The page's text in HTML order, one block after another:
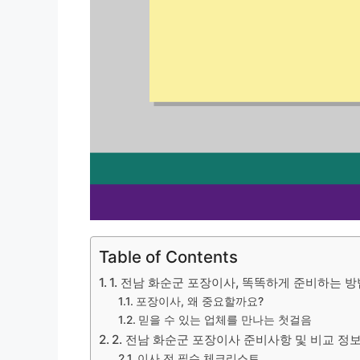
Table of Contents
1. 전남 화순군 포장이사, 똑똑하게 준비하는 방
포장이사, 왜 중요할까요?
믿을 수 있는 업체를 만나는 첫걸음
2. 전남 화순군 포장이사 준비사항 및 비교 정